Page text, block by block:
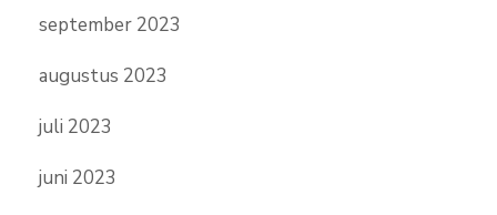
september 2023
augustus 2023
juli 2023
juni 2023